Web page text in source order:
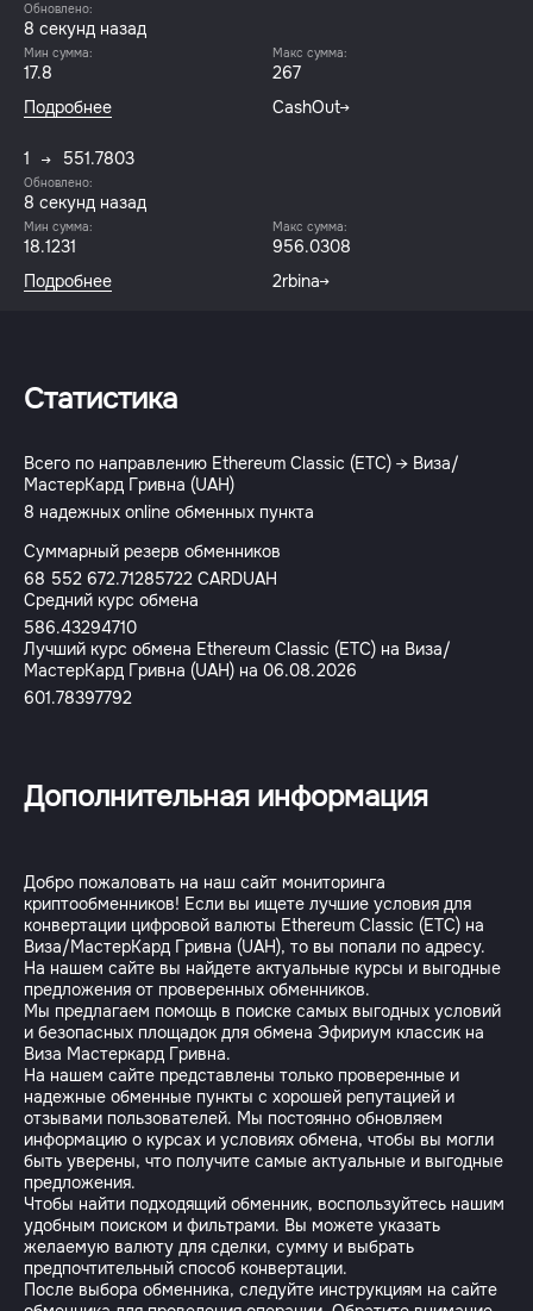
Обновлено:
9 секунд назад
Мин сумма:
17.8
Макс сумма:
267
Подробнее
CashOut
1 551.7803
Обновлено:
9 секунд назад
Мин сумма:
18.1231
Макс сумма:
956.0308
Подробнее
2rbina
Статистика
Всего по направлению Ethereum Classic (ETC) → Виза/
МастерКард Гривна (UAH)
8 надежных online обменных пункта
Суммарный резерв обменников
68 552 672.71285722 CARDUAH
Средний курс обмена
586.43294710
Лучший курс обмена Ethereum Classic (ETC) на Виза/
МастерКард Гривна (UAH) на 06.08.2026
601.78397792
Дополнительная информация
Добро пожаловать на наш сайт мониторинга
криптообменников! Если вы ищете лучшие условия для
конвертации цифровой валюты Ethereum Classic (ETC) на
Виза/МастерКард Гривна (UAH), то вы попали по адресу.
На нашем сайте вы найдете актуальные курсы и выгодные
предложения от проверенных обменников.
Мы предлагаем помощь в поиске самых выгодных условий
и безопасных площадок для обмена Эфириум классик на
Виза Мастеркард Гривна.
На нашем сайте представлены только проверенные и
надежные обменные пункты с хорошей репутацией и
отзывами пользователей. Мы постоянно обновляем
информацию о курсах и условиях обмена, чтобы вы могли
быть уверены, что получите самые актуальные и выгодные
предложения.
Чтобы найти подходящий обменник, воспользуйтесь нашим
удобным поиском и фильтрами. Вы можете указать
желаемую валюту для сделки, сумму и выбрать
предпочтительный способ конвертации.
После выбора обменника, следуйте инструкциям на сайте